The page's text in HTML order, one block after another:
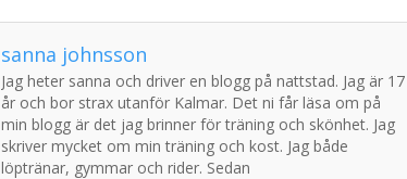
sanna johnsson
Jag heter sanna och driver en blogg på nattstad. Jag är 17
år och bor strax utanför Kalmar. Det ni får läsa om på
min blogg är det jag brinner för träning och skönhet. Jag
skriver mycket om min träning och kost. Jag både
löptränar, gymmar och rider. Sedan